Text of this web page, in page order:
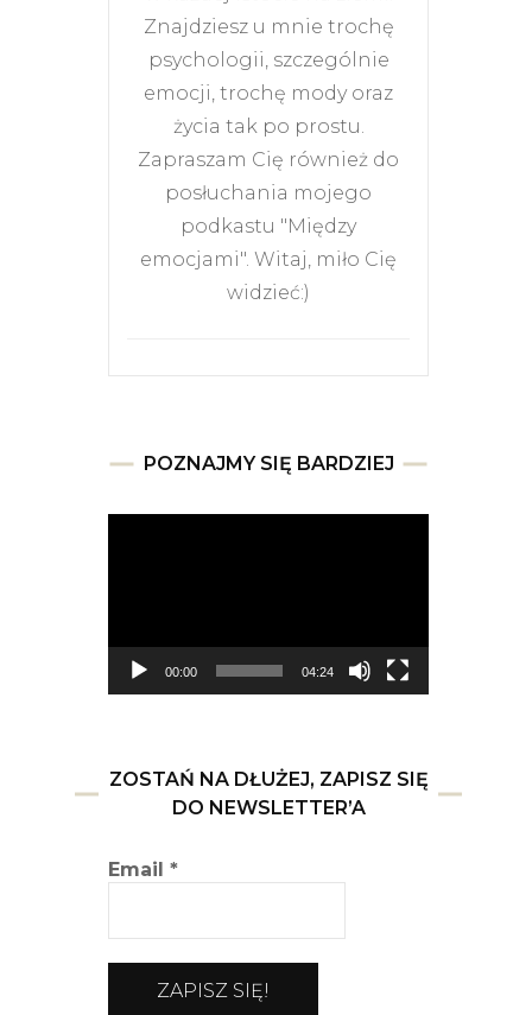
Znajdziesz u mnie trochę
psychologii, szczególnie
emocji, trochę mody oraz
życia tak po prostu.
Zapraszam Cię również do
posłuchania mojego
podkastu "Między
emocjami". Witaj, miło Cię
widzieć:)
POZNAJMY SIĘ BARDZIEJ
00:00 04:24
ZOSTAŃ NA DŁUŻEJ, ZAPISZ SIĘ
DO NEWSLETTER’A
Email *